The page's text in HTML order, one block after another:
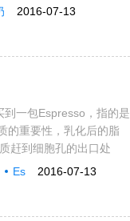
2016-07-13
一包Espresso，指的是
的重要性，乳化后的脂
赶到细胞孔的出口处
2016-07-13
Es